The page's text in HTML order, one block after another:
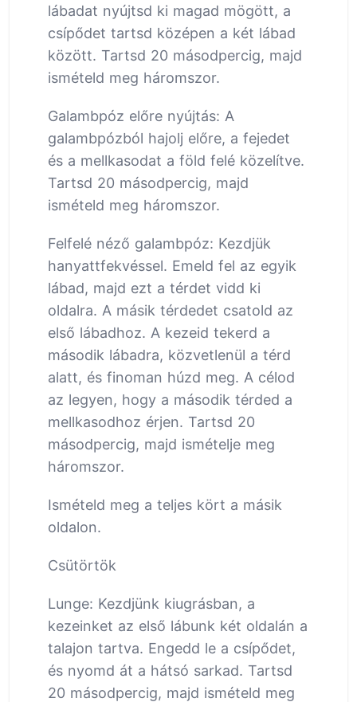
lábadat nyújtsd ki magad mögött, a
csípődet tartsd középen a két lábad
között. Tartsd 20 másodpercig, majd
ismételd meg háromszor.
Galambpóz előre nyújtás: A
galambpózból hajolj előre, a fejedet
és a mellkasodat a föld felé közelítve.
Tartsd 20 másodpercig, majd
ismételd meg háromszor.
Felfelé néző galambpóz: Kezdjük
hanyattfekvéssel. Emeld fel az egyik
lábad, majd ezt a térdet vidd ki
oldalra. A másik térdedet csatold az
első lábadhoz. A kezeid tekerd a
második lábadra, közvetlenül a térd
alatt, és finoman húzd meg. A célod
az legyen, hogy a második térded a
mellkasodhoz érjen. Tartsd 20
másodpercig, majd ismételje meg
háromszor.
Ismételd meg a teljes kört a másik
oldalon.
Csütörtök
Lunge: Kezdjünk kiugrásban, a
kezeinket az első lábunk két oldalán a
talajon tartva. Engedd le a csípődet,
és nyomd át a hátsó sarkad. Tartsd
20 másodpercig, majd ismételd meg